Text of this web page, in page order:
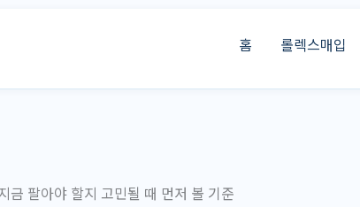
홈 롤렉스매입
금 팔아야 할지 고민될 때 먼저 볼 기준